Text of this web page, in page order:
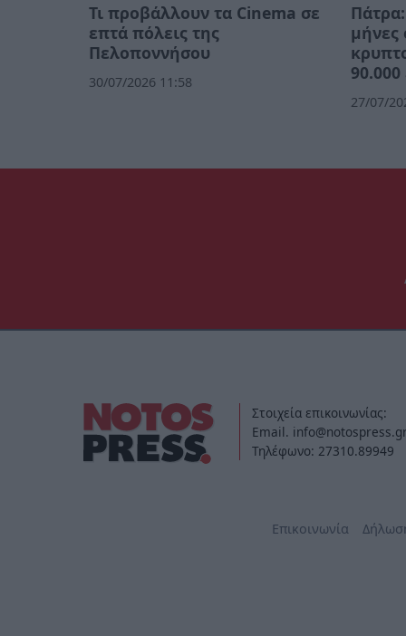
Τι προβάλλουν τα Cinema σε
επτά πόλεις της
Πελοποννήσου
30/07/2026 11:58
μήνες
27/07/
Στοιχεία επικοινωνίας:
Email. info@notospress.gr
Τηλέφωνο: 27310.89949
Επικοινωνία